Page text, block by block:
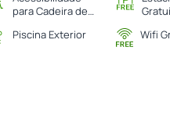
para Cadeira de
Piscina Exterior Wifi